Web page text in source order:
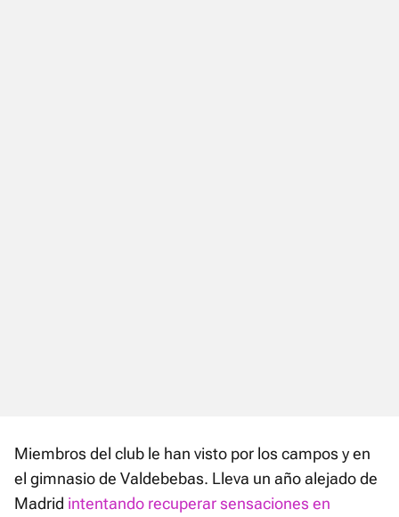
Miembros del club le han visto por los campos y en
el gimnasio de Valdebebas. Lleva un año alejado de
Madrid intentando recuperar sensaciones en